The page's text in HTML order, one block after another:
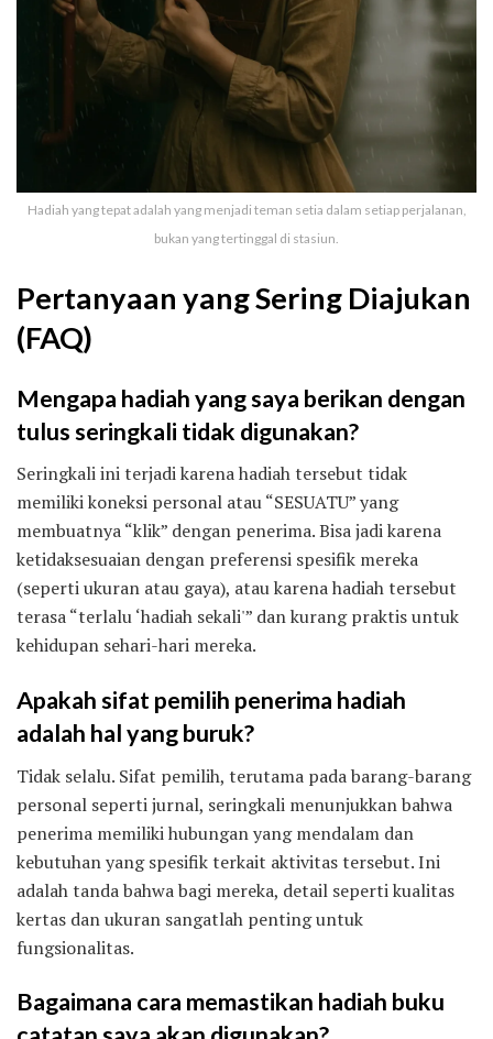
Hadiah yang tepat adalah yang menjadi teman setia dalam setiap perjalanan,
bukan yang tertinggal di stasiun.
Pertanyaan yang Sering Diajukan
(FAQ)
Mengapa hadiah yang saya berikan dengan
tulus seringkali tidak digunakan?
Seringkali ini terjadi karena hadiah tersebut tidak
memiliki koneksi personal atau “SESUATU” yang
membuatnya “klik” dengan penerima. Bisa jadi karena
ketidaksesuaian dengan preferensi spesifik mereka
(seperti ukuran atau gaya), atau karena hadiah tersebut
terasa “terlalu ‘hadiah sekali'” dan kurang praktis untuk
kehidupan sehari-hari mereka.
Apakah sifat pemilih penerima hadiah
adalah hal yang buruk?
Tidak selalu. Sifat pemilih, terutama pada barang-barang
personal seperti jurnal, seringkali menunjukkan bahwa
penerima memiliki hubungan yang mendalam dan
kebutuhan yang spesifik terkait aktivitas tersebut. Ini
adalah tanda bahwa bagi mereka, detail seperti kualitas
kertas dan ukuran sangatlah penting untuk
fungsionalitas.
Bagaimana cara memastikan hadiah buku